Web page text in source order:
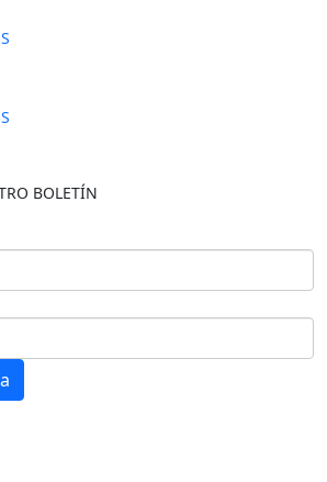
BOLETÍN